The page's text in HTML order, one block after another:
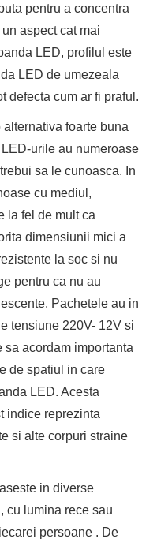
pentru a concentra
aspect cat mai
LED, profilul este
LED de umezeala
defecta cum ar fi praful.
foarte buna
urile au numeroase
sa le cunoasca. In
cu mediul,
la fel de mult ca
dimensiunii mici a
la soc si nu
pentru ca nu au
Pachetele au in
tensiune 220V- 12V si
acordam importanta
de spatiul in care
LED. Acesta
indice reprezinta
si alte corpuri straine
in diverse
cu lumina rece sau
persoane . De